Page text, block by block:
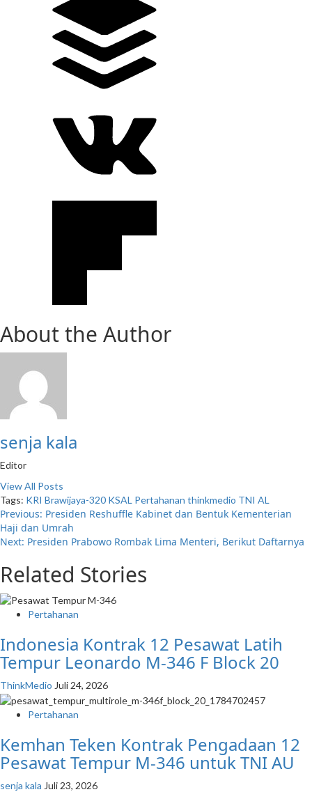
About the Author
senja kala
Editor
View All Posts
Tags: KRI Brawijaya-320 KSAL Pertahanan thinkmedio TNI AL
Previous: Presiden Reshuffle Kabinet dan Bentuk Kementerian
Haji dan Umrah
Next: Presiden Prabowo Rombak Lima Menteri, Berikut Daftarnya
Related Stories
Pertahanan
Indonesia Kontrak 12 Pesawat Latih
Tempur Leonardo M-346 F Block 20
ThinkMedio Juli 24, 2026
Pertahanan
Kemhan Teken Kontrak Pengadaan 12
Pesawat Tempur M-346 untuk TNI AU
senja kala Juli 23, 2026